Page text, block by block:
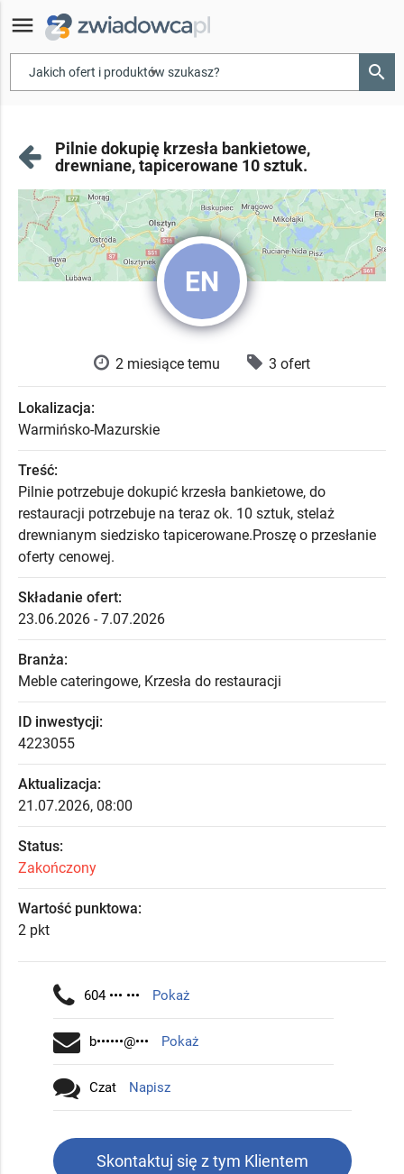
menu
▾ search
Pilnie dokupię krzesła bankietowe,
drewniane, tapicerowane 10 sztuk.
EN
2 miesiące temu 3 ofert
Lokalizacja:
Warmińsko-Mazurskie
Treść:
Pilnie potrzebuje dokupić krzesła bankietowe, do
restauracji potrzebuje na teraz ok. 10 sztuk, stelaż
drewnianym siedzisko tapicerowane.Proszę o przesłanie
oferty cenowej.
Składanie ofert:
23.06.2026 - 7.07.2026
Branża:
Meble cateringowe, Krzesła do restauracji
ID inwestycji:
4223055
Aktualizacja:
21.07.2026, 08:00
Status:
Zakończony
Wartość punktowa:
2 pkt
604 ••• ••• Pokaż
b••••••@••• Pokaż
Czat Napisz
Skontaktuj się z tym Klientem